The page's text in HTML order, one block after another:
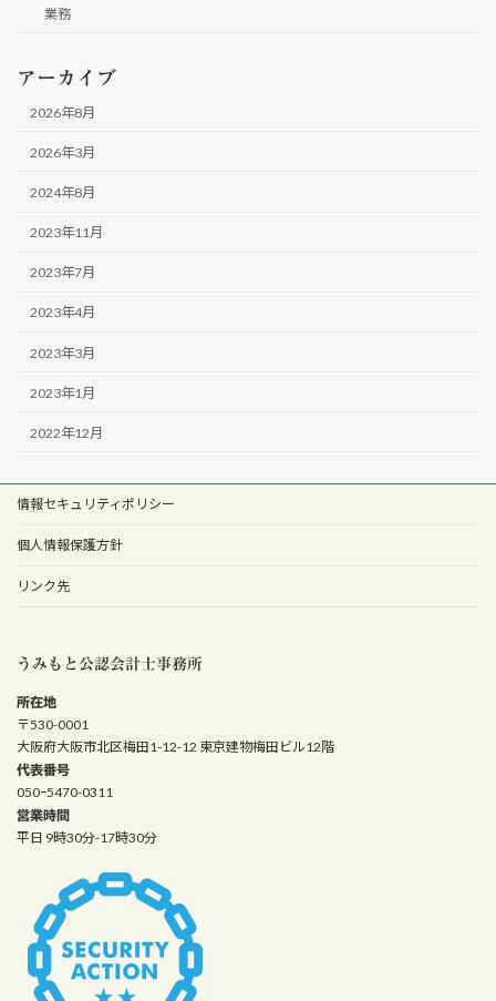
業務
アーカイブ
2026年8月
2026年3月
2024年8月
2023年11月
2023年7月
2023年4月
2023年3月
2023年1月
2022年12月
情報セキュリティポリシー
個人情報保護方針
リンク先
うみもと公認会計士事務所
所在地
〒530-0001
大阪府大阪市北区梅田1-12-12 東京建物梅田ビル12階
代表番号
050ｰ5470-0311
営業時間
平日 9時30分-17時30分